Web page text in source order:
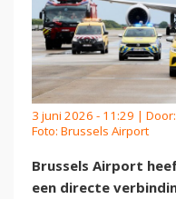
3 juni 2026 - 11:29 | Door:
Foto: Brussels Airport
Brussels Airport
een directe